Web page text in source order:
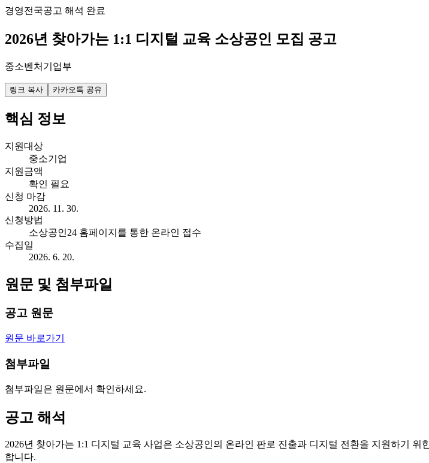
경영전국공고 해석 완료
2026년 찾아가는 1:1 디지털 교육 소상공인 모집 공고
중소벤처기업부
링크 복사 카카오톡 공유
핵심 정보
지원대상
중소기업
지원금액
확인 필요
신청 마감
2026. 11. 30.
신청방법
소상공인24 홈페이지를 통한 온라인 접수
수집일
2026. 6. 20.
원문 및 첨부파일
공고 원문
원문 바로가기
첨부파일
첨부파일은 원문에서 확인하세요.
공고 해석
2026년 찾아가는 1:1 디지털 교육 사업은 소상공인의 온라인 판로 진출과 디지털 전환을 지원하기
합니다.